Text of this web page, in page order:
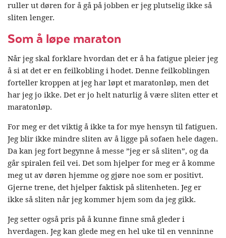
ruller ut døren for å gå på jobben er jeg plutselig ikke så
sliten lenger.
Som å løpe maraton
Når jeg skal forklare hvordan det er å ha fatigue pleier jeg
å si at det er en feilkobling i hodet. Denne feilkoblingen
forteller kroppen at jeg har løpt et maratonløp, men det
har jeg jo ikke. Det er jo helt naturlig å være sliten etter et
maratonløp.
For meg er det viktig å ikke ta for mye hensyn til fatiguen.
Jeg blir ikke mindre sliten av å ligge på sofaen hele dagen.
Da kan jeg fort begynne å messe ”jeg er så sliten”, og da
går spiralen feil vei. Det som hjelper for meg er å komme
meg ut av døren hjemme og gjøre noe som er positivt.
Gjerne trene, det hjelper faktisk på slitenheten. Jeg er
ikke så sliten når jeg kommer hjem som da jeg gikk.
Jeg setter også pris på å kunne finne små gleder i
hverdagen. Jeg kan glede meg en hel uke til en venninne